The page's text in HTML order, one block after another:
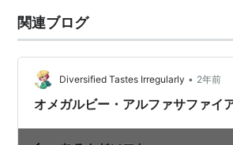
関連ブログ
Diversified Tastes Irregularly • 2年前
オメガルビー・アルファサファイ